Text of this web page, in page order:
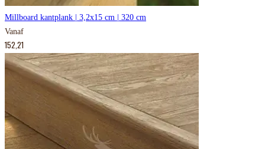
Millboard kantplank | 3,2x15 cm | 320 cm
Vanaf
152,21